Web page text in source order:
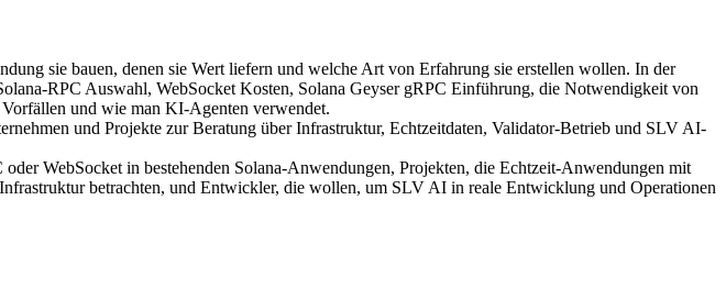
sie bauen, denen sie Wert liefern und welche Art von Erfahrung sie erstellen wollen. In der
RPC Auswahl, WebSocket Kosten, Solana Geyser gRPC Einführung, die Notwendigkeit von
und wie man KI-Agenten verwendet.
und Projekte zur Beratung über Infrastruktur, Echtzeitdaten, Validator-Betrieb und SLV AI-
WebSocket in bestehenden Solana-Anwendungen, Projekten, die Echtzeit-Anwendungen mit
betrachten, und Entwickler, die wollen, um SLV AI in reale Entwicklung und Operationen